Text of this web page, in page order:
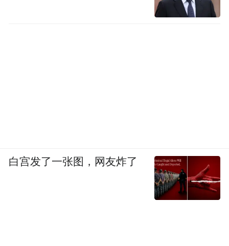
白宫发了一张图，网友炸了